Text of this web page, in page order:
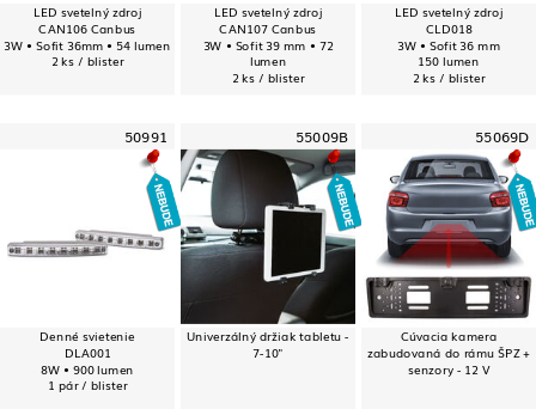
LED svetelný zdroj
CAN106 Canbus
3W • Sofit 36mm • 54 lumen
2 ks / blister
LED svetelný zdroj
CAN107 Canbus
3W • Sofit 39 mm • 72
lumen
2 ks / blister
LED svetelný zdroj
CLD018
3W • Sofit 36 mm
150 lumen
2 ks / blister
50991
Denné svietenie
DLA001
8W • 900 lumen
1 pár / blister
55009B
Univerzálný držiak tabletu -
7-10"
55069D
Cúvacia kamera
zabudovaná do rámu ŠPZ +
senzory - 12 V